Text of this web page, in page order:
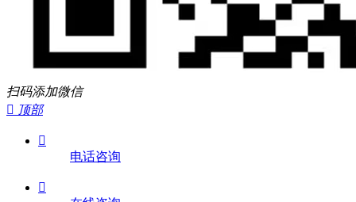
扫码添加微信
 顶部

电话咨询
